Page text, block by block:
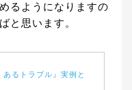
るようになりますの
と思います。
あるトラブル』実例と